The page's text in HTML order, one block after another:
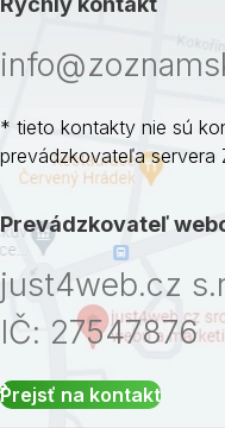
* tieto kontakty nie sú
prevádzkovateľa servera
Prevádzkovateľ
just4web.cz
IČ: 27547876
Prejsť na kontakt